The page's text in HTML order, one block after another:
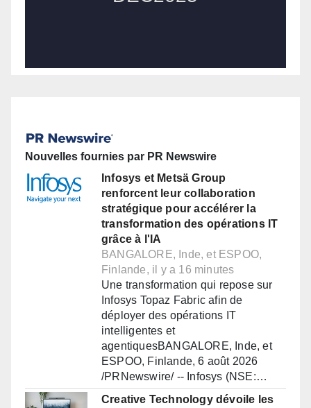
Nouvelles fournies par PR Newswire
Infosys et Metsä Group
renforcent leur collaboration
stratégique pour accélérer la
transformation des opérations IT
grâce à l'IA
BANGALORE, Inde, et ESPOO,
Finlande, il y a 16 minutes
Une transformation qui repose sur
Infosys Topaz Fabric afin de
déployer des opérations IT
intelligentes et
agentiquesBANGALORE, Inde, et
ESPOO, Finlande, 6 août 2026
/PRNewswire/ -- Infosys (NSE:…
Creative Technology dévoile les